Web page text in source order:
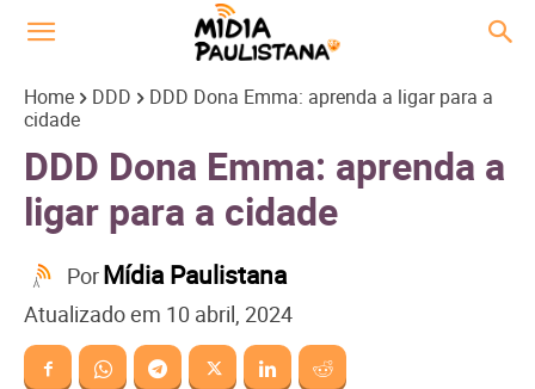
Home DDD
DDD Dona Emma: aprenda a ligar para a
cidade
DDD Dona Emma: aprenda a
ligar para a cidade
PorMídia Paulistana
Atualizado em 10 abril, 2024